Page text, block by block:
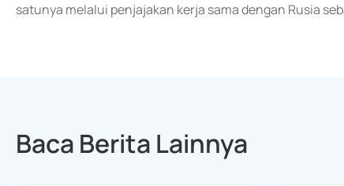
satunya melalui penjajakan kerja sama dengan Rusia
Baca Berita Lainnya